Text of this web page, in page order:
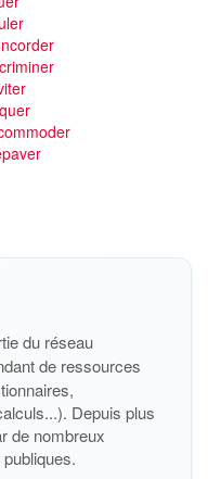
du réseau
de ressources
Depuis plus
de nombreux